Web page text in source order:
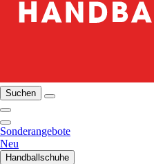
Suchen
Sonderangebote
Neu
Handballschuhe